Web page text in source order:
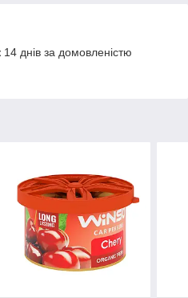
днів за домовленістю